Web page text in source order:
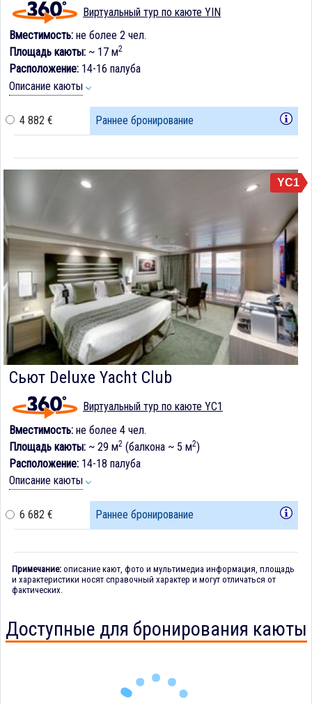
Виртуальный тур по каюте YIN
Вместимость: не более 2 чел.
Площадь каюты: ~ 17 м2
Расположение: 14-16 палуба
Описание каюты
4 882 € Раннее бронирование
YC1
Сьют Deluxe Yacht Club
Виртуальный тур по каюте YC1
Вместимость: не более 4 чел.
Площадь каюты: ~ 29 м2 (балкона ~ 5 м2)
Расположение: 14-18 палуба
Описание каюты
6 682 € Раннее бронирование
Примечание: описание кают, фото и мультимедиа информация, площадь
и характеристики носят справочный характер и могут отличаться от
фактических.
Доступные для бронирования каюты